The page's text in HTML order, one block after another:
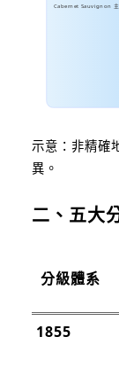
Cabernet Sauvignon 主
示意：非精確
異。
二、五大
分級體系
1855